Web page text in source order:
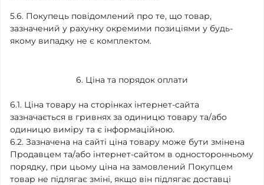
5.6. Покупець повідомлений про те, що товар,
зазначений у рахунку окремими позиціями у будь-
якому випадку не є комплектом.
6. Ціна та порядок оплати
6.1. Ціна товару на сторінках інтернет-сайта
зазначається в гривнях за одиницю товару та/або
одиницю виміру та є інформаційною.
6.2. Зазначена на сайті ціна товару може бути змінена
Продавцем та/або інтернет-сайтом в односторонньому
порядку, при цьому ціна на замовлений Покупцем
товар не підлягає зміні, якщо він підлягає доставці